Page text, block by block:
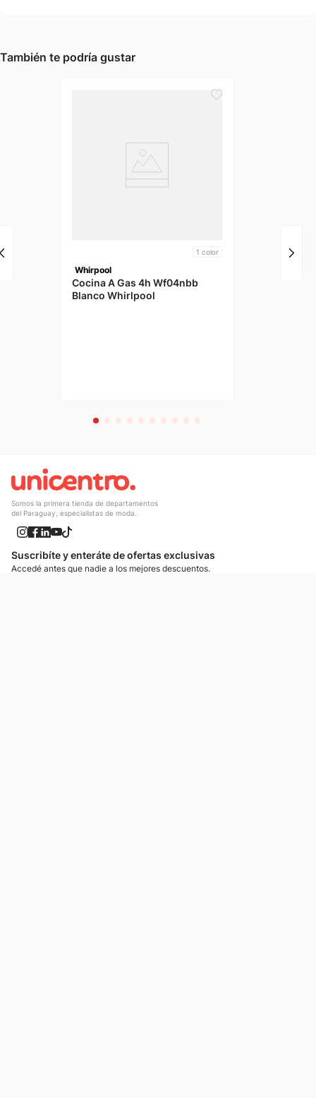
También te podría gustar
1 color
Whirpool
Cocina A Gas 4h Wf04nbb
Blanco Whirlpool
Somos la primera tienda de departamentos
del Paraguay, especialistas de moda.
Suscribíte y enteráte de ofertas exclusivas
Accedé antes que nadie a los mejores descuentos.